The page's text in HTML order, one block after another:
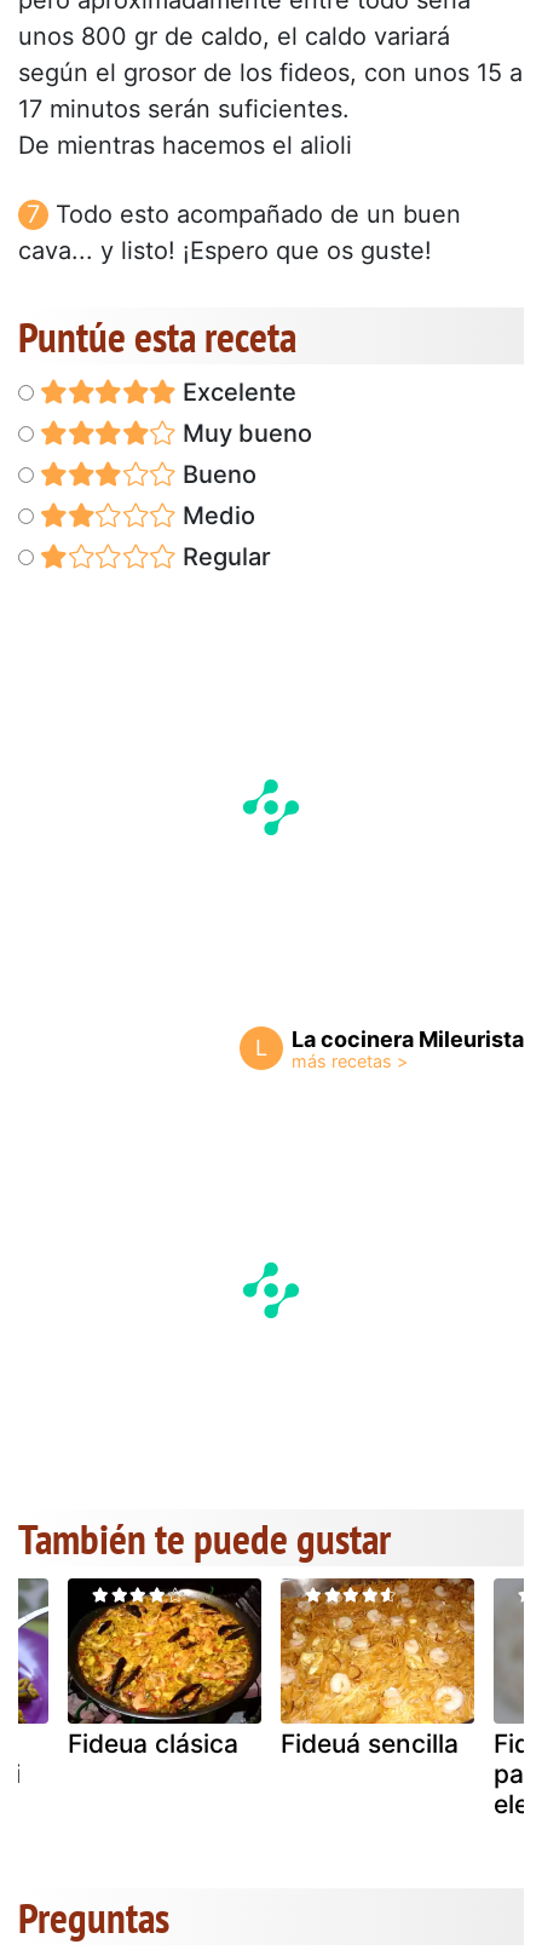
unos 800 gr de caldo, el caldo variará
según el grosor de los fideos, con unos 15 a
17 minutos serán suficientes.
De mientras hacemos el alioli
Todo esto acompañado de un buen
cava... y listo! ¡Espero que os guste!
Puntúe esta receta
Excelente
Muy bueno
Bueno
Medio
Regular
L La cocinera Mileurista
También te puede gustar
Fideua clásica Fideuá sencilla
Preguntas